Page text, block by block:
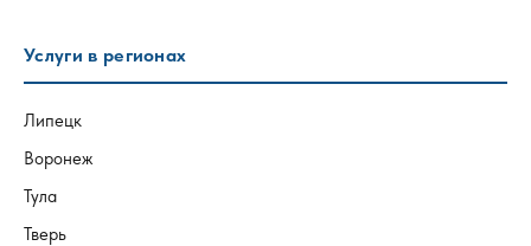
Услуги в регионах
Липецк
Воронеж
Тула
Тверь